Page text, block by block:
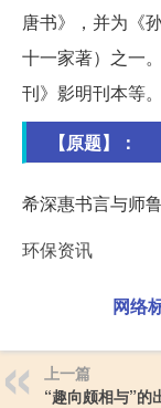
唐书》，并为《
十一家著）之一
刊》影明刊本等
【原题】：
希深惠书言与师
环保资讯
网络
上一篇
“趣向颇相与”的